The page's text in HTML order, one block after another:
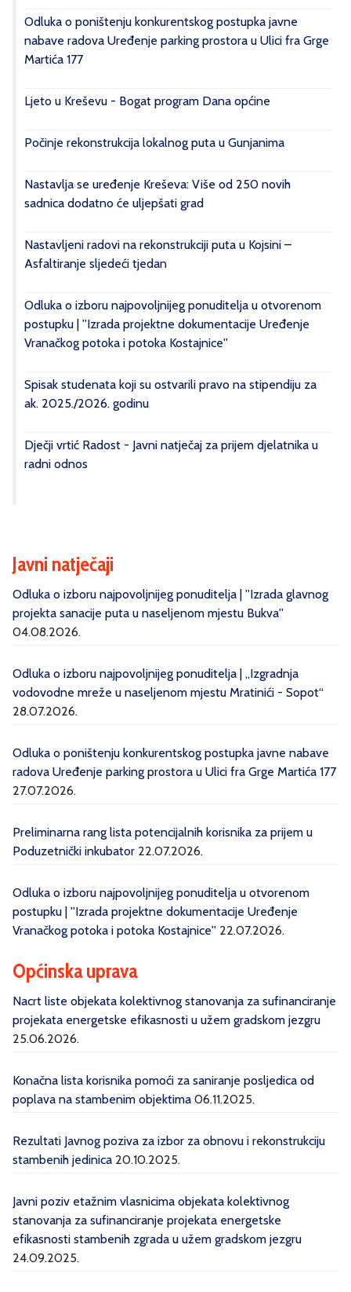
Odluka o poništenju konkurentskog postupka javne
nabave radova Uređenje parking prostora u Ulici fra Grge
Martića 177
Ljeto u Kreševu - Bogat program Dana općine
Počinje rekonstrukcija lokalnog puta u Gunjanima
Nastavlja se uređenje Kreševa: Više od 250 novih
sadnica dodatno će uljepšati grad
Nastavljeni radovi na rekonstrukciji puta u Kojsini –
Asfaltiranje sljedeći tjedan
Odluka o izboru najpovoljnijeg ponuditelja u otvorenom
postupku | ''Izrada projektne dokumentacije Uređenje
Vranačkog potoka i potoka Kostajnice''
Spisak studenata koji su ostvarili pravo na stipendiju za
ak. 2025./2026. godinu
Dječji vrtić Radost - Javni natječaj za prijem djelatnika u
radni odnos
Javni natječaji
Odluka o izboru najpovoljnijeg ponuditelja | ''Izrada glavnog
projekta sanacije puta u naseljenom mjestu Bukva''
04.08.2026.
Odluka o izboru najpovoljnijeg ponuditelja | „Izgradnja
vodovodne mreže u naseljenom mjestu Mratinići - Sopot“
28.07.2026.
Odluka o poništenju konkurentskog postupka javne nabave
radova Uređenje parking prostora u Ulici fra Grge Martića 177
27.07.2026.
Preliminarna rang lista potencijalnih korisnika za prijem u
Poduzetnički inkubator 22.07.2026.
Odluka o izboru najpovoljnijeg ponuditelja u otvorenom
postupku | ''Izrada projektne dokumentacije Uređenje
Vranačkog potoka i potoka Kostajnice'' 22.07.2026.
Općinska uprava
Nacrt liste objekata kolektivnog stanovanja za sufinanciranje
projekata energetske efikasnosti u užem gradskom jezgru
25.06.2026.
Konačna lista korisnika pomoći za saniranje posljedica od
poplava na stambenim objektima 06.11.2025.
Rezultati Javnog poziva za izbor za obnovu i rekonstrukciju
stambenih jedinica 20.10.2025.
Javni poziv etažnim vlasnicima objekata kolektivnog
stanovanja za sufinanciranje projekata energetske
efikasnosti stambenih zgrada u užem gradskom jezgru
24.09.2025.